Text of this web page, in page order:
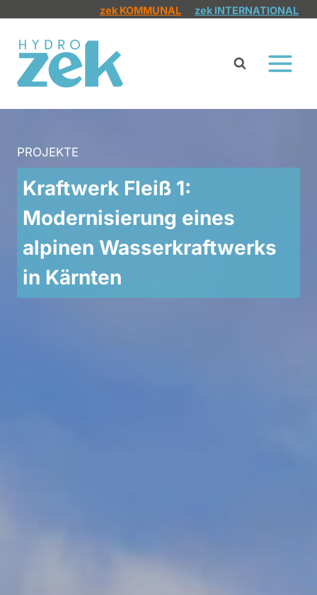
springen
zek KOMMUNAL zek INTERNATIONAL
PROJEKTE
Kraftwerk Fleiß 1:
Modernisierung eines
alpinen Wasserkraftwerks
in Kärnten